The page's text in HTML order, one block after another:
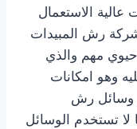
عالية الاستعمال
شركة رش المبيدات
مهم والذي
وهو امكانات
وسائل رش
لا تستخدم الوسائل